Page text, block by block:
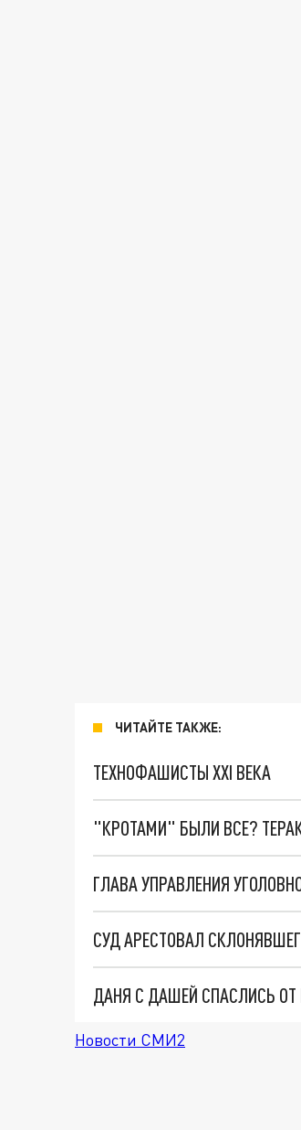
ЧИТАЙТЕ ТАКЖЕ:
ТЕХНОФАШИСТЫ XXI ВЕКА
"КРОТАМИ" БЫЛИ ВСЕ?
СУД АРЕСТОВАЛ
ДАНЯ С ДАШЕЙ СПАСЛИСЬ
Новости СМИ2